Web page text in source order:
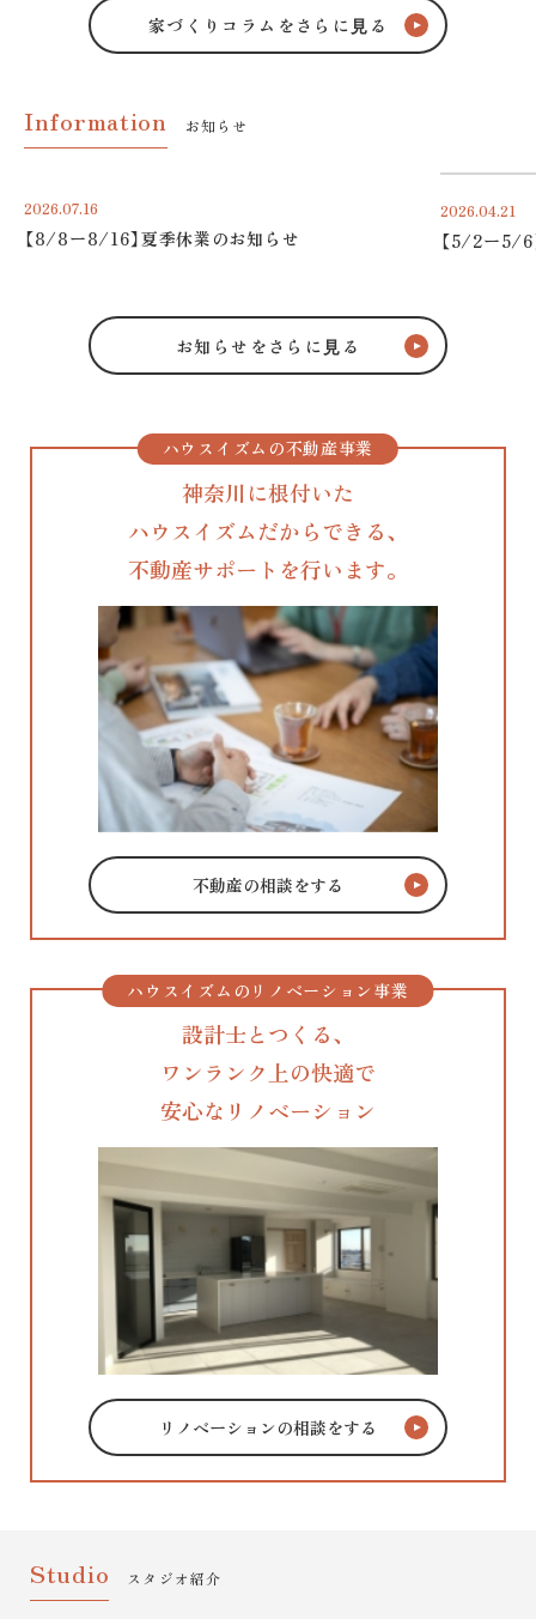
家づくりコラムをさらに⾒る
Information お知らせ
2026.07.16
【8/8ー8/16】夏季休業のお知らせ
2026.04.21
【5/2ー5/6
お知らせをさらに⾒る
ハウスイズムの不動産事業
神奈川に根付いた
ハウスイズムだからできる、
不動産サポートを行います。
不動産の相談をする
ハウスイズムのリノベーション事業
設計士とつくる、
ワンランク上の快適で
安心なリノベーション
リノベーションの相談をする
Studio スタジオ紹介